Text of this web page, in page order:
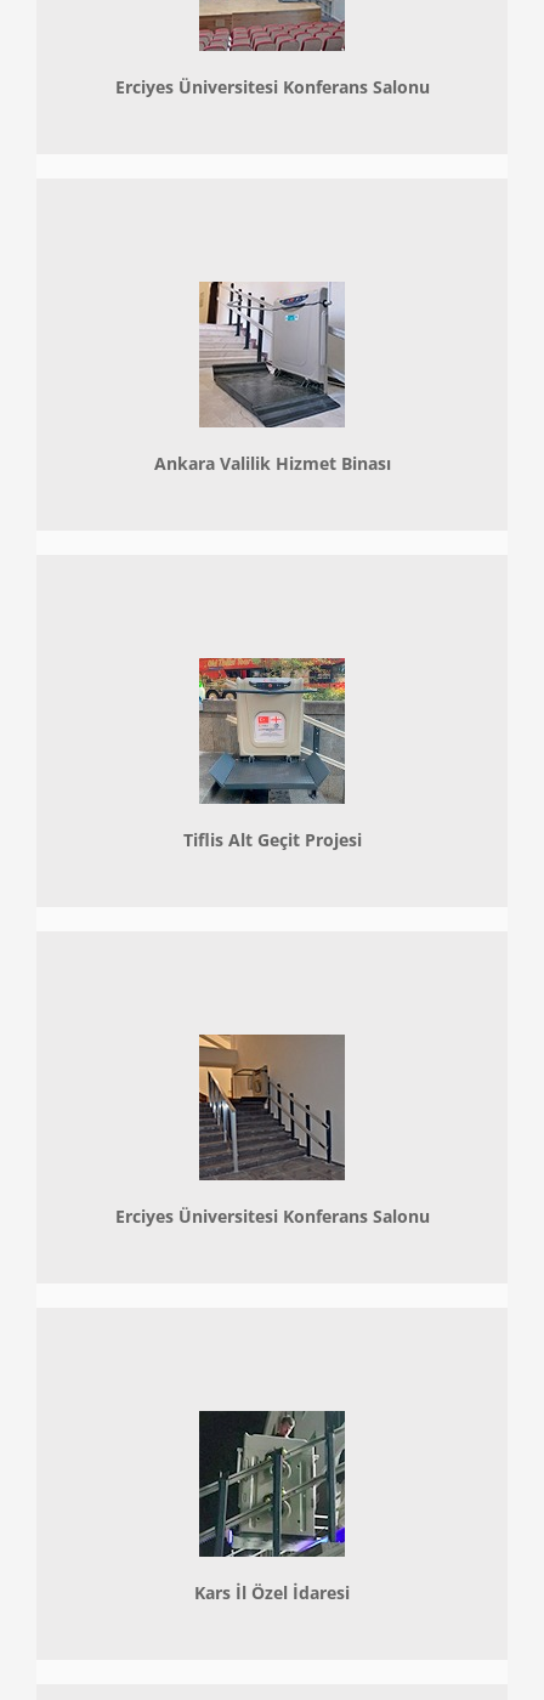
Erciyes Üniversitesi Konferans Salonu
Ankara Valilik Hizmet Binası
Tiflis Alt Geçit Projesi
Erciyes Üniversitesi Konferans Salonu
Kars İl Özel İdaresi